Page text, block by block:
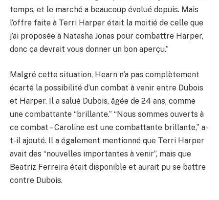
temps, et le marché a beaucoup évolué depuis. Mais
l’offre faite à Terri Harper était la moitié de celle que
j’ai proposée à Natasha Jonas pour combattre Harper,
donc ça devrait vous donner un bon aperçu.”
Malgré cette situation, Hearn n’a pas complètement
écarté la possibilité d’un combat à venir entre Dubois
et Harper. Il a salué Dubois, âgée de 24 ans, comme
une combattante “brillante.” “Nous sommes ouverts à
ce combat – Caroline est une combattante brillante,” a-
t-il ajouté. Il a également mentionné que Terri Harper
avait des “nouvelles importantes à venir”, mais que
Beatriz Ferreira était disponible et aurait pu se battre
contre Dubois.